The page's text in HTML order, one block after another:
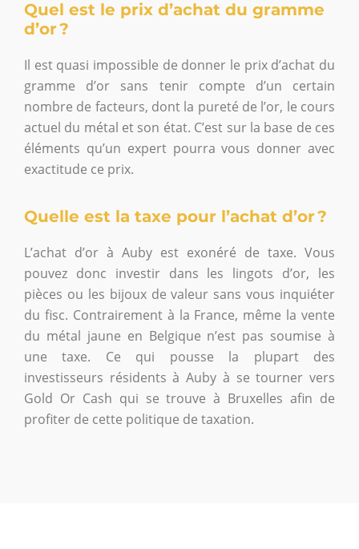
Quel est le prix d’achat du gramme
d’or ?
Il est quasi impossible de donner le prix d’achat du
gramme d’or sans tenir compte d’un certain
nombre de facteurs, dont la pureté de l’or, le cours
actuel du métal et son état. C’est sur la base de ces
éléments qu’un expert pourra vous donner avec
exactitude ce prix.
Quelle est la taxe pour l’achat d’or ?
L’achat d’or à Auby est exonéré de taxe. Vous
pouvez donc investir dans les lingots d’or, les
pièces ou les bijoux de valeur sans vous inquiéter
du fisc. Contrairement à la France, même la vente
du métal jaune en Belgique n’est pas soumise à
une taxe. Ce qui pousse la plupart des
investisseurs résidents à Auby à se tourner vers
Gold Or Cash qui se trouve à Bruxelles afin de
profiter de cette politique de taxation.